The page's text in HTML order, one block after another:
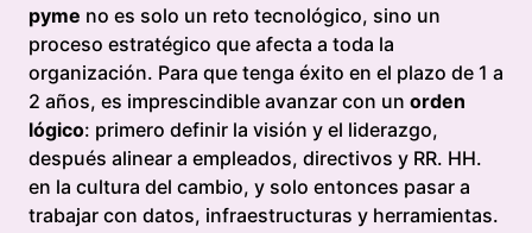
pyme no es solo un reto tecnológico, sino un
proceso estratégico que afecta a toda la
organización. Para que tenga éxito en el plazo de 1 a
2 años, es imprescindible avanzar con un orden
lógico: primero definir la visión y el liderazgo,
después alinear a empleados, directivos y RR. HH.
en la cultura del cambio, y solo entonces pasar a
trabajar con datos, infraestructuras y herramientas.